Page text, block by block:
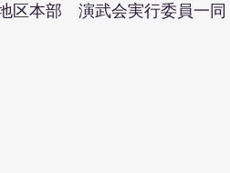
区本部　演武会実行委員一同